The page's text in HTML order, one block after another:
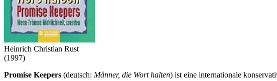
Heinrich Christian Rust
(1997)
Promise Keepers (deutsch: Männer, die Wort halten) ist eine internationale